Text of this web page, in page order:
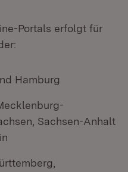
Portals erfolgt für
Hamburg
Sachsen-Anhalt